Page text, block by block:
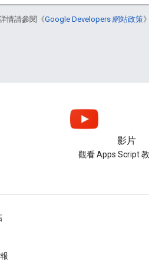
情請參閱《Google Developers 網站政策
影片
觀看 Apps Script